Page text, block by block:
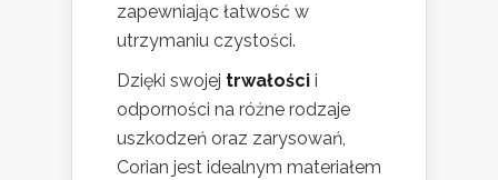
zapewniając łatwość w
utrzymaniu czystości.
Dzięki swojej trwałości i
odporności na różne rodzaje
uszkodzeń oraz zarysowań,
Corian jest idealnym materiałem